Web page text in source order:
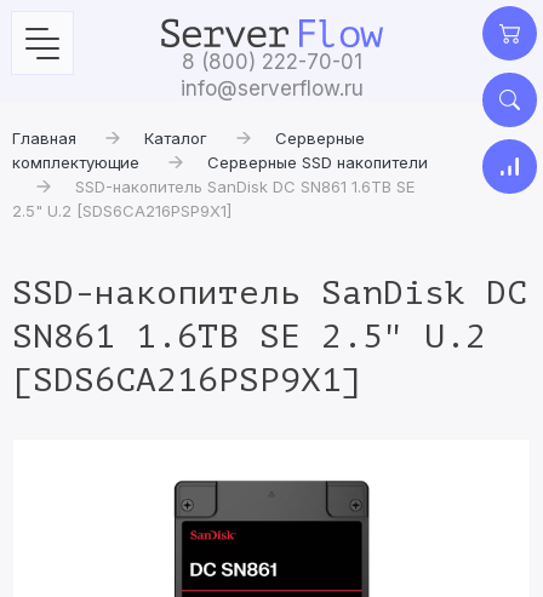
8 (800) 222-70-01
info@serverflow.ru
Главная Каталог
Серверные
комплектующие
Серверные SSD накопители
SSD-накопитель SanDisk DC SN861 1.6TB SE
2.5" U.2 [SDS6CA216PSP9X1]
SSD-накопитель SanDisk DC
SN861 1.6TB SE 2.5" U.2
[SDS6CA216PSP9X1]